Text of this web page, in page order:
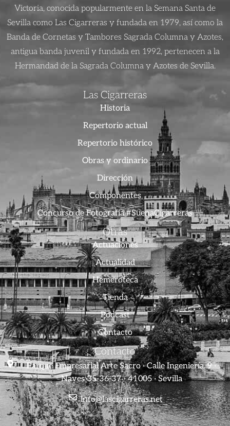
Victoria, conocida popularmente en la Semana Santa de
Sevilla como Las Cigarreras y fundada en 1979, así como la
Banda de Cornetas y Tambores Sagrada Columna y Azotes,
antigua banda juvenil y fundada en 1992, pertenecen a la
Hermandad de la Sagrada Columna y Azotes de Sevilla.
Las Cigarreras
Historia
Repertorio actual
Repertorio histórico
Obras y ordinario
Dirección
Componentes
Concurso de Fotografía #SuenaCigarreras
Otras
Actuaciones
Actualidad
Hemeroteca
Tienda
Podcast
Contacto
Contacto
Parque Empresarial Arte Sacro · Calle Ingeniería, 9 ·
Naves 35-36-37 · 41005 · Sevilla
info@lascigarreras.net